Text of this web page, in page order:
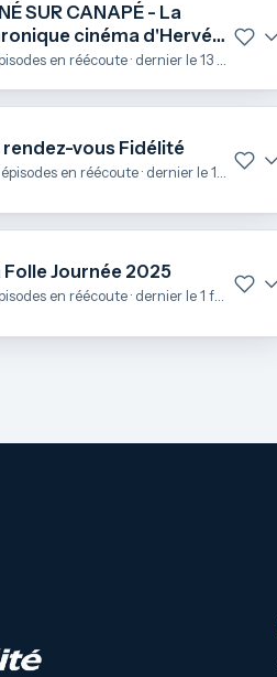
SUR CANAPÉ - La
cinéma d'Hervé
Roch
5 épisodes en réécoute · dernier le 13 octobre
rendez-vous Fidélité
Folle Journée 2025